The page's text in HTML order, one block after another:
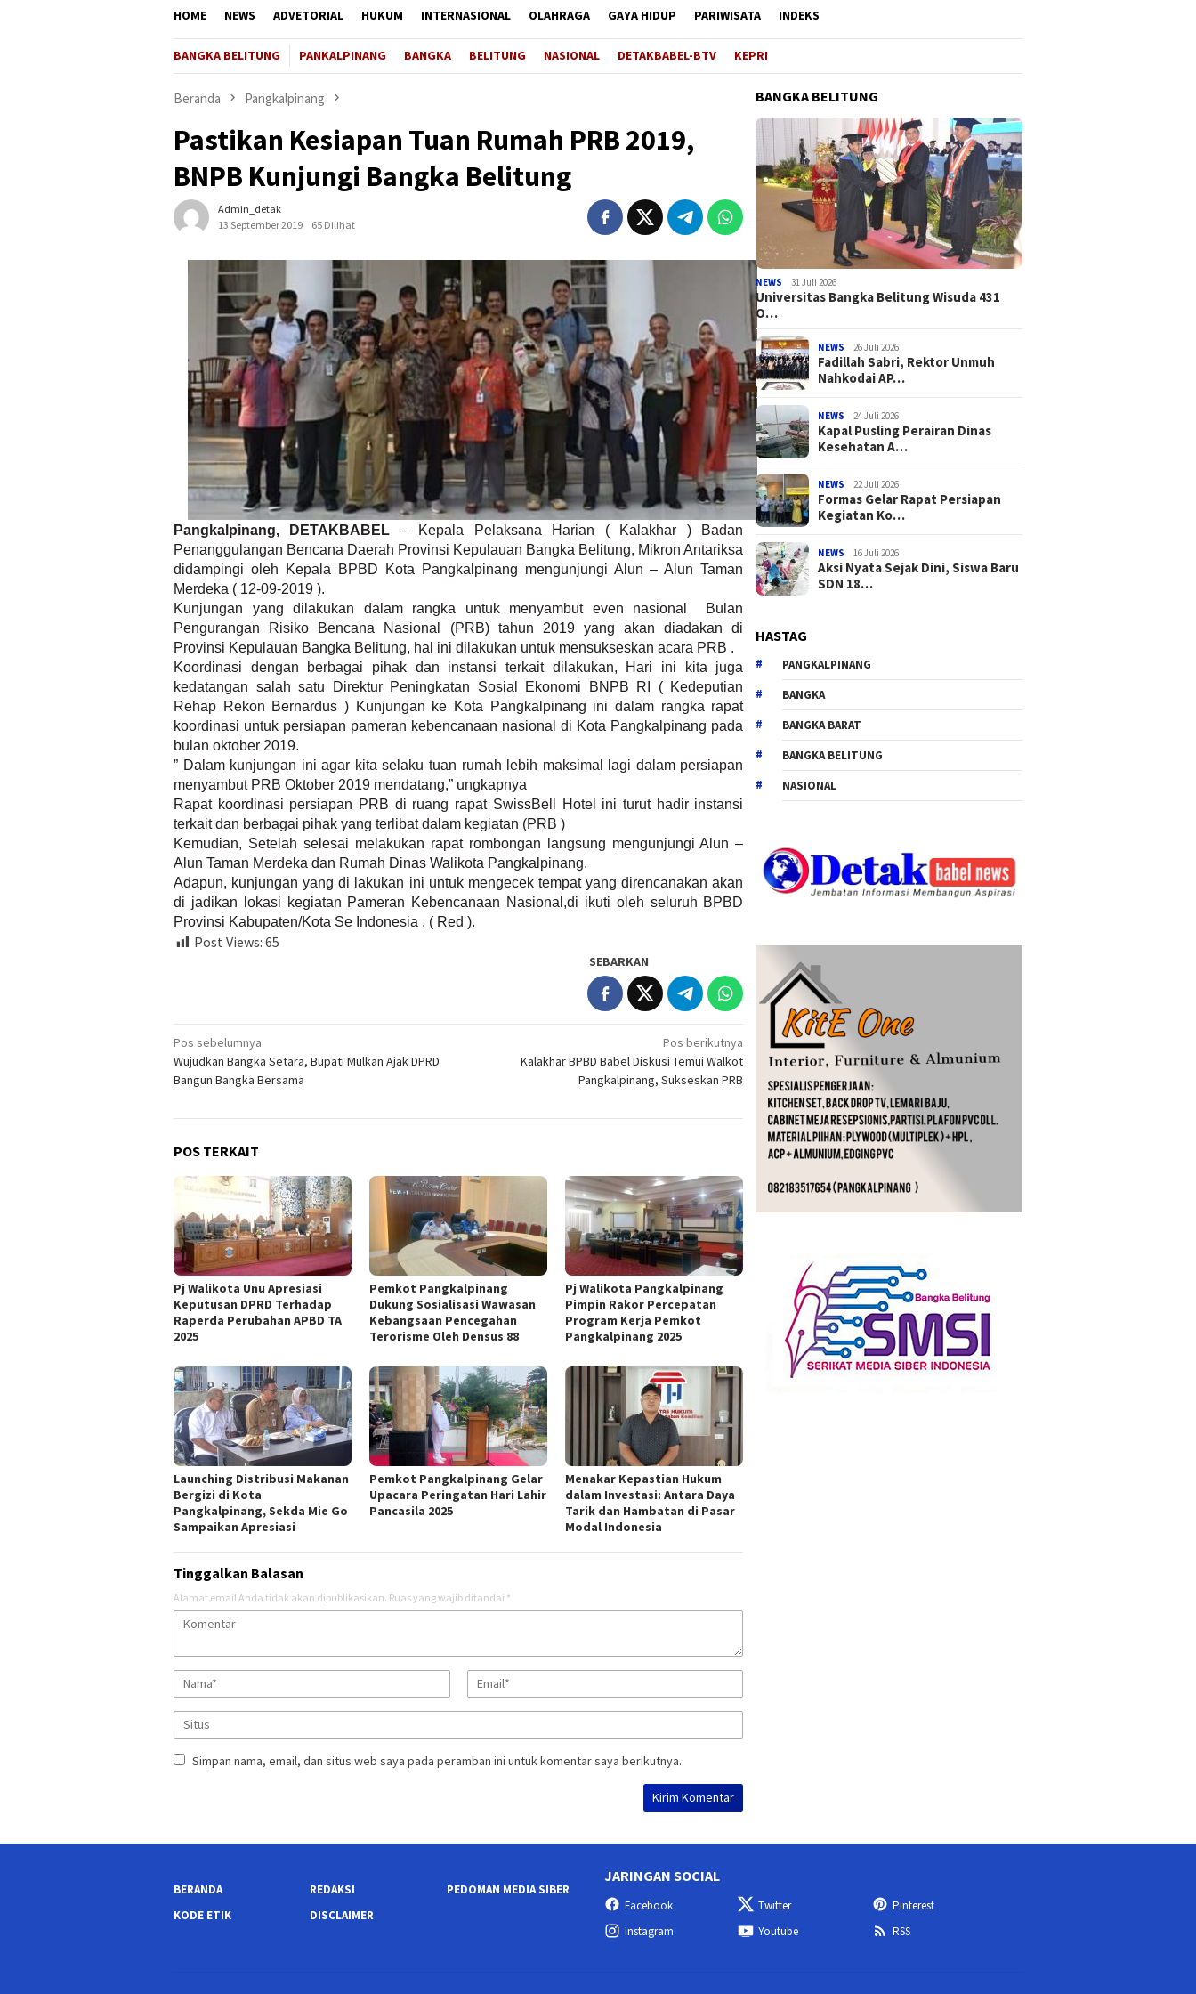
HOME NEWS ADVETORIAL HUKUM INTERNASIONAL OLAHRAGA GAYA HIDUP PARIWISATA INDEKS
BANGKA BELITUNG PANKALPINANG BANGKA BELITUNG NASIONAL DETAKBABEL-BTV KEPRI
Beranda Pangkalpinang
Pastikan Kesiapan Tuan Rumah PRB 2019,
BNPB Kunjungi Bangka Belitung
Admin_detak
13 September 2019
65 Dilihat
Pangkalpinang, DETAKBABEL – Kepala Pelaksana Harian ( Kalakhar ) Badan
Penanggulangan Bencana Daerah Provinsi Kepulauan Bangka Belitung, Mikron Antariksa
didampingi oleh Kepala BPBD Kota Pangkalpinang mengunjungi Alun – Alun Taman
Merdeka ( 12-09-2019 ).
Kunjungan yang dilakukan dalam rangka untuk menyambut even nasional
Bulan
Pengurangan Risiko Bencana Nasional (PRB) tahun 2019 yang akan diadakan di
Provinsi Kepulauan Bangka Belitung, hal ini dilakukan untuk mensukseskan acara PRB .
Koordinasi dengan berbagai pihak dan instansi terkait dilakukan, Hari ini kita juga
kedatangan salah satu Direktur Peningkatan Sosial Ekonomi BNPB RI ( Kedeputian
Rehap Rekon Bernardus ) Kunjungan ke Kota Pangkalpinang ini dalam rangka rapat
koordinasi untuk persiapan pameran kebencanaan nasional di Kota Pangkalpinang pada
bulan oktober 2019.
” Dalam kunjungan ini agar kita selaku tuan rumah lebih maksimal lagi dalam persiapan
menyambut PRB Oktober 2019 mendatang,” ungkapnya
Rapat koordinasi persiapan PRB di ruang rapat SwissBell Hotel ini turut hadir instansi
terkait dan berbagai pihak yang terlibat dalam kegiatan (PRB )
Kemudian, Setelah selesai melakukan rapat rombongan langsung mengunjungi Alun –
Alun Taman Merdeka dan Rumah Dinas Walikota Pangkalpinang.
Adapun, kunjungan yang di lakukan ini untuk mengecek tempat yang direncanakan akan
di jadikan lokasi kegiatan Pameran Kebencanaan Nasional,di ikuti oleh seluruh BPBD
Provinsi Kabupaten/Kota Se Indonesia . ( Red ).
Post Views: 65
SEBARKAN
Navigasi
pos
Pos sebelumnya
Wujudkan Bangka Setara, Bupati Mulkan Ajak DPRD
Bangun Bangka Bersama
Pos berikutnya
Kalakhar BPBD Babel Diskusi Temui Walkot
Pangkalpinang, Sukseskan PRB
POS TERKAIT
Pj Walikota Unu Apresiasi
Keputusan DPRD Terhadap
Raperda Perubahan APBD TA
2025
Pemkot Pangkalpinang
Dukung Sosialisasi Wawasan
Kebangsaan Pencegahan
Terorisme Oleh Densus 88
Pj Walikota Pangkalpinang
Pimpin Rakor Percepatan
Program Kerja Pemkot
Pangkalpinang 2025
Launching Distribusi Makanan
Bergizi di Kota
Pangkalpinang, Sekda Mie Go
Sampaikan Apresiasi
Pemkot Pangkalpinang Gelar
Upacara Peringatan Hari Lahir
Pancasila 2025
Menakar Kepastian Hukum
dalam Investasi: Antara Daya
Tarik dan Hambatan di Pasar
Modal Indonesia
Tinggalkan Balasan
Alamat email Anda tidak akan dipublikasikan. Ruas yang wajib ditandai *
Simpan nama, email, dan situs web saya pada peramban ini untuk komentar saya berikutnya.
BANGKA BELITUNG
NEWS 31 Juli 2026
Universitas Bangka Belitung Wisuda 431
O…
NEWS 26 Juli 2026
Fadillah Sabri, Rektor Unmuh
Nahkodai AP…
NEWS 24 Juli 2026
Kapal Pusling Perairan Dinas
Kesehatan A…
NEWS 22 Juli 2026
Formas Gelar Rapat Persiapan
Kegiatan Ko…
NEWS 16 Juli 2026
Aksi Nyata Sejak Dini, Siswa Baru
SDN 18…
HASTAG
PANGKALPINANG
BANGKA
BANGKA BARAT
BANGKA BELITUNG
NASIONAL
BERANDA REDAKSI
PEDOMAN MEDIA SIBER
KODE ETIK
DISCLAIMER
JARINGAN SOCIAL
Facebook Twitter
Pinterest
Instagram
Youtube RSS